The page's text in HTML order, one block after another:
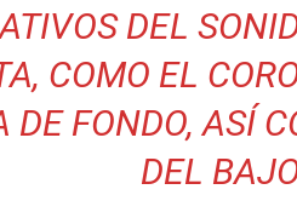
DEL
COMO EL
DE FONDO, ASÍ
DEL